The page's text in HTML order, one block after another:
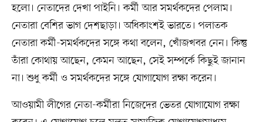
হলো। নেতাদের দেখা পাইনি। কর্মী আর সমর্থকদের পেলাম।
নেতারা বেশির ভাগ দেশছাড়া। অধিকাংশই ভারতে। পলাতক
নেতারা কর্মী-সমর্থকদের সঙ্গে কথা বলেন, খোঁজখবর নেন। কিন্তু
তাঁরা কোথায় আছেন, কেমন আছেন, সেই সম্পর্কে কিছুই জানান
না। শুধু কর্মী ও সমর্থকদের সঙ্গে যোগাযোগ রক্ষা করেন।
আওয়ামী লীগের নেতা-কর্মীরা নিজেদের ভেতর যোগাযোগ রক্ষা